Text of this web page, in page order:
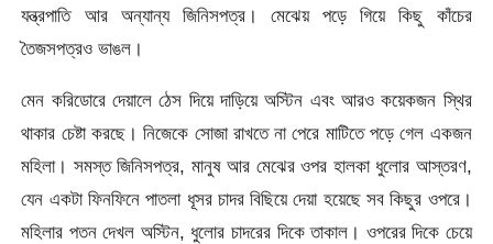
যন্ত্রপাতি আর অন্যান্য জিনিসপত্র। মেঝেয় পড়ে গিয়ে কিছু কাঁচের
তৈজসপত্রও ভাঙল।
মেন করিডোরে দেয়ালে ঠেস দিয়ে দাড়িয়ে অস্টিন এবং আরও কয়েকজন স্থির
থাকার চেষ্টা করছে। নিজেকে সোজা রাখতে না পেরে মাটিতে পড়ে গেল একজন
মহিলা। সমস্ত জিনিসপত্র, মানুষ আর মেঝের ওপর হালকা ধুলোর আস্তরণ,
যেন একটা ফিনফিনে পাতলা ধূসর চাদর বিছিয়ে দেয়া হয়েছে সব কিছুর ওপরে।
মহিলার পতন দেখল অস্টিন, ধুলোর চাদরের দিকে তাকাল। ওপরের দিকে চেয়ে